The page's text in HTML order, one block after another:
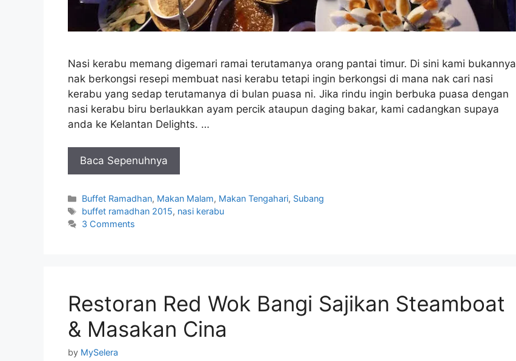
Nasi kerabu memang digemari ramai terutamanya orang pantai timur. Di sini kami bukannya
nak berkongsi resepi membuat nasi kerabu tetapi ingin berkongsi di mana nak cari nasi
kerabu yang sedap terutamanya di bulan puasa ni. Jika rindu ingin berbuka puasa dengan
nasi kerabu biru berlaukkan ayam percik ataupun daging bakar, kami cadangkan supaya
anda ke Kelantan Delights. …
Baca Sepenuhnya
Categories
Buffet Ramadhan, Makan Malam, Makan Tengahari, Subang
Tags
buffet ramadhan 2015, nasi kerabu
3 Comments
Restoran Red Wok Bangi Sajikan Steamboat
& Masakan Cina
by MySelera